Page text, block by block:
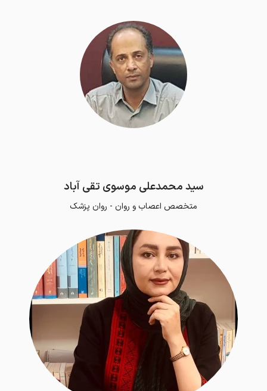
سید محمدعلی موسوی تقی آباد
متخصص اعصاب و روان - روان پزشک